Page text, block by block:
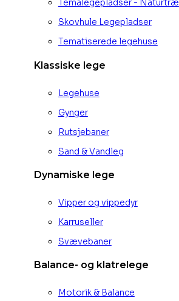
Temalegepladser - Naturtræ
Skovhule Legepladser
Tematiserede legehuse
Klassiske lege
Legehuse
Gynger
Rutsjebaner
Sand & Vandleg
Dynamiske lege
Vipper og vippedyr
Karruseller
Svævebaner
Balance- og klatrelege
Motorik & Balance